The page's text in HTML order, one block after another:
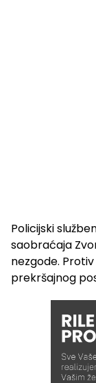
Policijski
saobraćaja
nezgode.
prekršajnog